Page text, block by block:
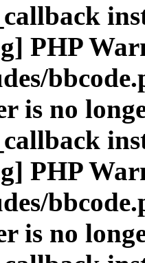
PHP
is no
PHP
is no